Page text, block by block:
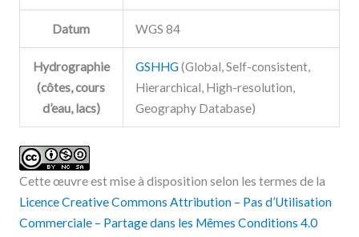
Datum WGS 84
Hydrographie
(côtes, cours
d’eau, lacs)
GSHHG(Global, Self-consistent,
Hierarchical, High-resolution,
Geography Database)
Cette œuvre est mise à disposition selon les termes de la
Licence Creative Commons Attribution – Pas d’Utilisation
Commerciale – Partage dans les Mêmes Conditions 4.0